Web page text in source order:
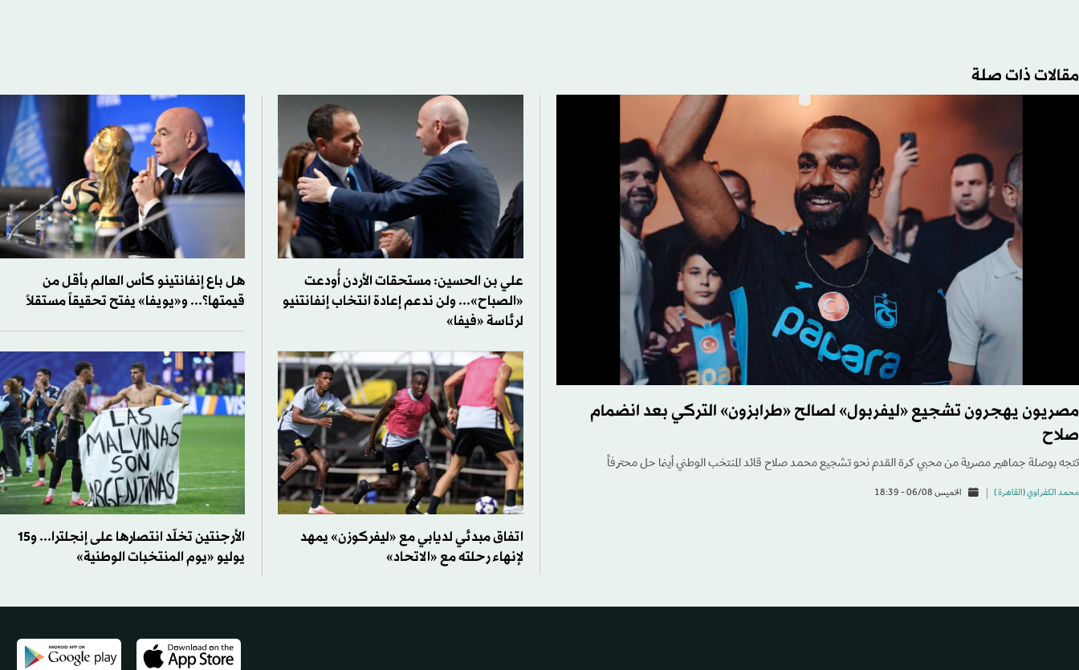
مقالات ذات صلة
مصريون يهجرون تشجيع «ليفربول» لصالح «طرابزون» التركي بعد انضمام
صلاح
تتجه بوصلة جماهير مصرية من محبي كرة القدم نحو تشجيع محمد صلاح قائد المنتخب الوطني أينما حل محترفاً
محمد الكفراوي (القاهرة ) الخميس 06/08 - 18:39
علي بن الحسين: مستحقات الأردن أُودعت
«الصباح»... ولن ندعم إعادة انتخاب إنفانتنيو
لرئاسة «فيفا»
هل باع إنفانتينو كأس العالم بأقل من
قيمتها؟... و«يويفا» يفتح تحقيقاً مستقلاً
اتفاق مبدئي لديابي مع «ليفركوزن» يمهد
لإنهاء رحلته مع «الاتحاد»
الأرجنتين تخلّد انتصارها على إنجلترا... و15
يوليو «يوم المنتخبات الوطنية»